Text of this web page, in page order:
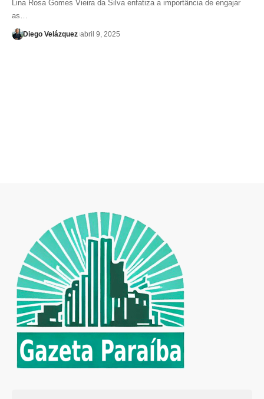
Lina Rosa Gomes Vieira da Silva enfatiza a importância de engajar
as…
Diego Velázquez abril 9, 2025